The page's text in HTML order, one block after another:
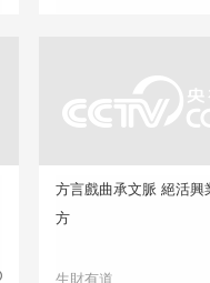
方言戲曲承文脈 絕活興
方
生財有道